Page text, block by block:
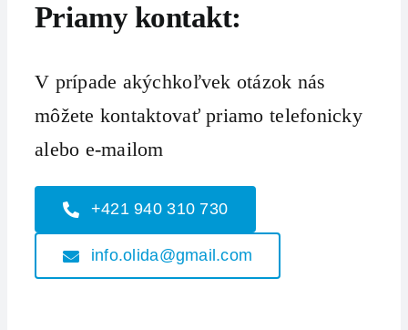
Priamy kontakt:
V prípade akýchkoľvek otázok nás
môžete kontaktovať priamo telefonicky
alebo e-mailom
+421 940 310 730
info.olida@gmail.com